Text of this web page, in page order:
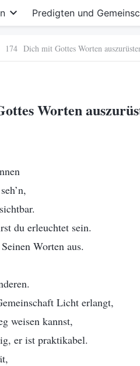
Predigten und
174 Dich mit Gottes Worten
Worten
du erleuchtet sein.
Worten aus.
Licht erlangt,
weisen kannst,
er ist praktikabel.